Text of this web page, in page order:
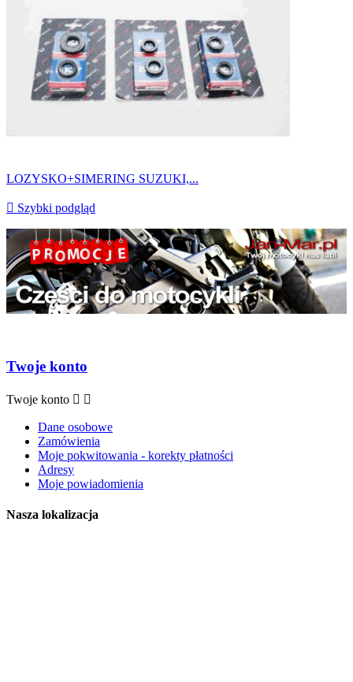
LOZYSKO+SIMERING SUZUKI,...
 Szybki podgląd
Twoje konto
Twoje konto  
Dane osobowe
Zamówienia
Moje pokwitowania - korekty płatności
Adresy
Moje powiadomienia
Nasza lokalizacja